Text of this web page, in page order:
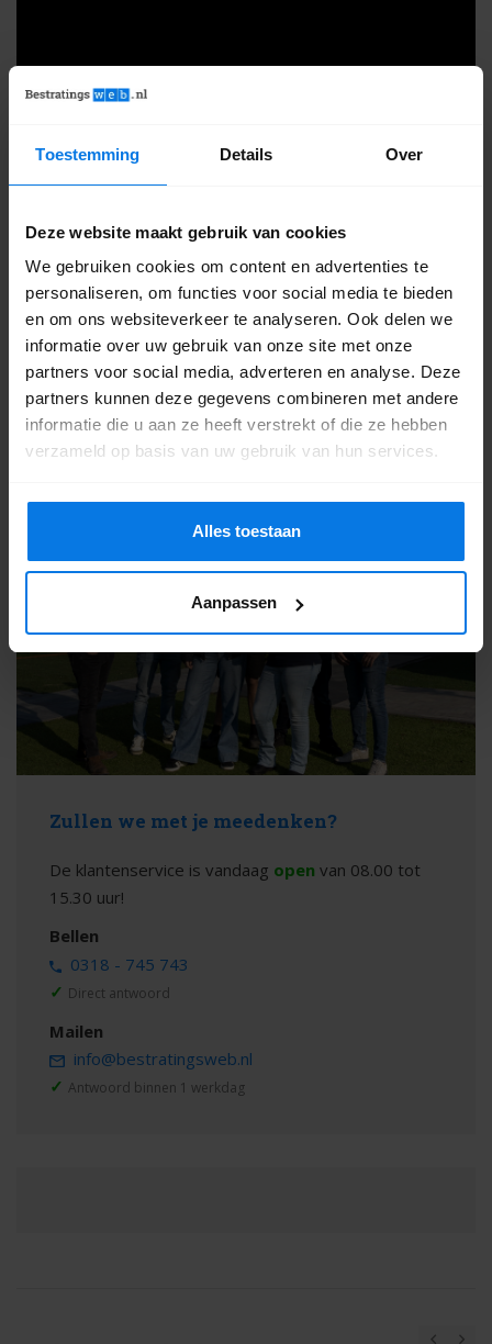
Toestemming Details Over
Deze website maakt gebruik van cookies
We gebruiken cookies om content en advertenties te
personaliseren, om functies voor social media te bieden
en om ons websiteverkeer te analyseren. Ook delen we
informatie over uw gebruik van onze site met onze
partners voor social media, adverteren en analyse. Deze
partners kunnen deze gegevens combineren met andere
informatie die u aan ze heeft verstrekt of die ze hebben
verzameld op basis van uw gebruik van hun services.
Alles toestaan
Aanpassen
showtuin! Samen met één van onze adviseurs kun je
alle opties bekijken en vergelijken. De bestrating ligt
aan je voeten! Kom je snel langs?
Het adres is Stationsweg Oost 194c in
Woudenberg.
9.2 786 reviews
Zullen we met je meedenken?
De klantenservice is vandaag open van 08.00 tot
15.30 uur!
Bellen
0318 - 745 743
✓ Direct antwoord
Mailen
info@bestratingsweb.nl
✓ Antwoord binnen 1 werkdag